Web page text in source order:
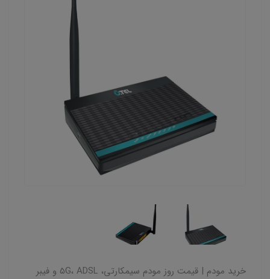
خرید مودم | قیمت روز مودم سیمکارتی، 5G، ADSL و فیبر